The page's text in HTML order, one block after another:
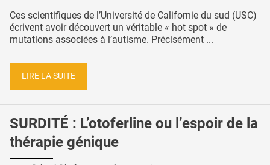
Ces scientifiques de l’Université de Californie du sud (USC)
écrivent avoir découvert un véritable « hot spot » de
mutations associées à l’autisme. Précisément ...
LIRE LA SUITE
SURDITÉ : L’otoferline ou l’espoir de la
thérapie génique